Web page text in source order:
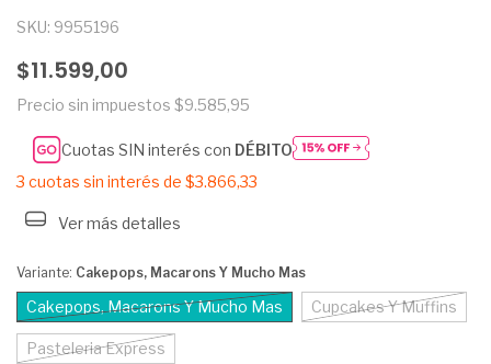
SKU: 9955196
$11.599,00
Precio sin impuestos $9.585,95
Cuotas SIN interés con DÉBITO
3 cuotas sin interés de $3.866,33
Ver más detalles
Variante: Cakepops, Macarons Y Mucho Mas
Cakepops, Macarons Y Mucho Mas Cupcakes Y Muffins
Pasteleria Express